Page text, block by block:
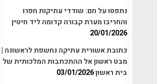
נתפסו על חם: שודדי עתיקות חפרו
והחריבו מערת קבורה קדומה ליד חיטין
20/01/2026
כתובת אשורית עתיקה נחשפת לראשונה |
מבט ראשון אל ההתכתבות המלכותית של
בית ראשון03/01/2026